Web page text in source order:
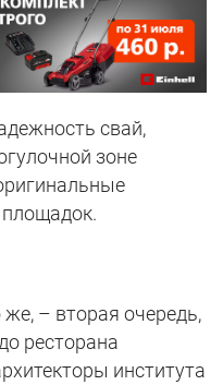
свай,
зоне
– вторая очередь,
ресторана
института